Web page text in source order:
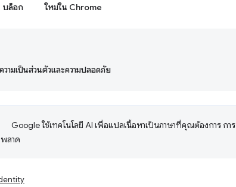
บล็อก ใหม่ใน Chrome
ความเป็นส่วนตัวและความปลอดภัย
Google ใช้เทคโนโลยี AI เพื่อแปลเนื้อหาเป็นภาษาที่คุณต้องการ การ
ลาด